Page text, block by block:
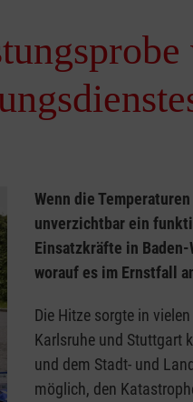
Wenn die
unverzichtbar ein
Einsatzkräfte in
worauf es im Ernstfall
Die Hitze sorgte in
Karlsruhe und Stuttgart
und dem Stadt- und
möglich, den